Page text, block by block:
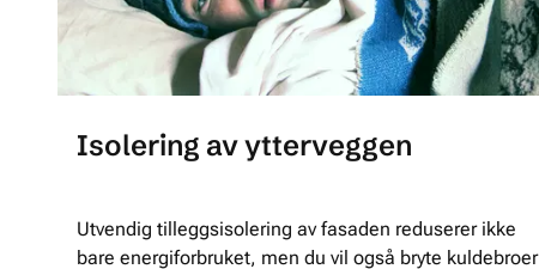
Isolering av ytterveggen
Utvendig tilleggsisolering av fasaden reduserer ikke
bare energiforbruket, men du vil også bryte kuldebroer